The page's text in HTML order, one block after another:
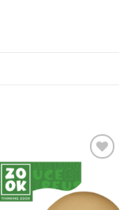
à Lista
de
Desejos